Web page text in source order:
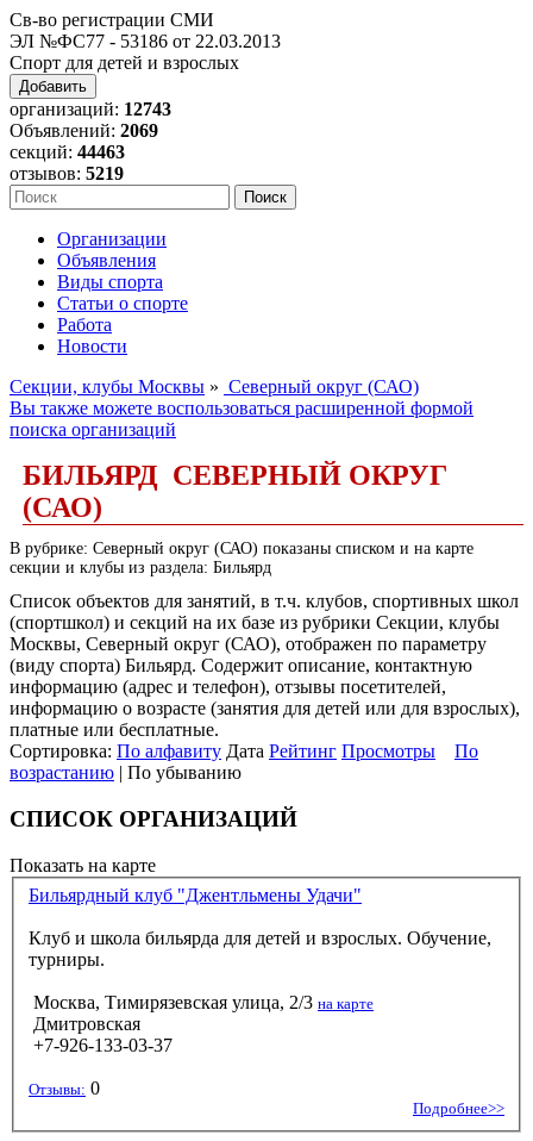
Св-во регистрации СМИ
ЭЛ №ФС77 - 53186 от 22.03.2013
Спорт для детей и взрослых
Добавить
организаций: 12743
Объявлений: 2069
секций: 44463
отзывов: 5219
Организации
Объявления
Виды спорта
Статьи о спорте
Работа
Новости
Секции, клубы Москвы » Северный округ (САО)
Вы также можете воспользоваться расширенной формой
поиска организаций
БИЛЬЯРД СЕВЕРНЫЙ ОКРУГ
(САО)
В рубрике: Северный округ (САО) показаны списком и на карте
секции и клубы из раздела: Бильярд
Список объектов для занятий, в т.ч. клубов, спортивных школ
(спортшкол) и секций на их базе из рубрики Секции, клубы
Москвы, Северный округ (САО), отображен по параметру
(виду спорта) Бильярд. Содержит описание, контактную
информацию (адрес и телефон), отзывы посетителей,
информацию о возрасте (занятия для детей или для взрослых),
платные или бесплатные.
Сортировка: По алфавиту Дата Рейтинг Просмотры
По
возрастанию | По убыванию
СПИСОК ОРГАНИЗАЦИЙ
Показать на карте
Бильярдный клуб "Джентльмены Удачи"
Клуб и школа бильярда для детей и взрослых. Обучение,
турниры.
Москва, Тимирязевская улица, 2/3 на карте
Дмитровская
+7-926-133-03-37
Отзывы: 0
Подробнее>>